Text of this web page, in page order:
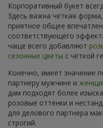
Корпоративный букет
Здесь важна чёткая
приятное общее
соответствующего
чаще всего добавляют
сезонные цветы с чёткой
Конечно, имеет значение
партнеру мужчине и
дам подходят более
розовые оттенки и
для делового партнера
строгий.